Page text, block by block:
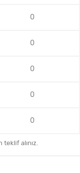
0
0
0
0
0
alınız.